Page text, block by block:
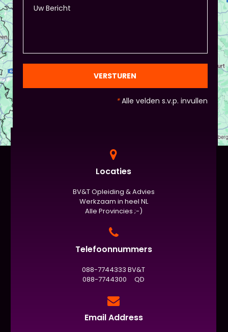
VERSTUREN
*Alle velden s.v.p. invullen
Locaties
BV&T Opleiding & Advies
Werkzaam in heel NL
Alle Provincies ;-)
Telefoonnummers
088-7744333 BV&T
088-7744300 QD
Email Address